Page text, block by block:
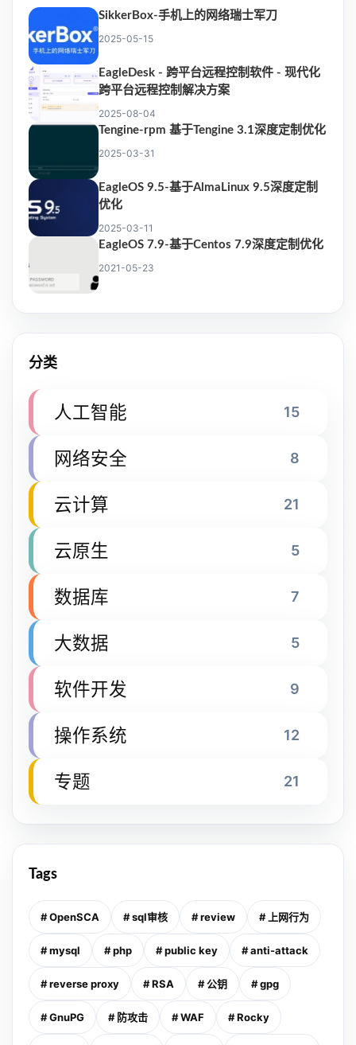
SikkerBox-手机上的网络瑞士军刀
2025-05-15
EagleDesk - 跨平台远程控制软件 - 现代化
跨平台远程控制解决方案
2025-08-04
Tengine-rpm 基于Tengine 3.1深度定制优化
2025-03-31
EagleOS 9.5-基于AlmaLinux 9.5深度定制
优化
2025-03-11
EagleOS 7.9-基于Centos 7.9深度定制优化
2021-05-23
分类
人工智能 15
网络安全 8
云计算 21
云原生 5
数据库 7
大数据 5
软件开发 9
操作系统 12
专题 21
Tags
# OpenSCA # sql审核 # review # 上网行为
# mysql # php # public key # anti-attack
# reverse proxy # RSA # 公钥 # gpg
# GnuPG # 防攻击 # WAF # Rocky